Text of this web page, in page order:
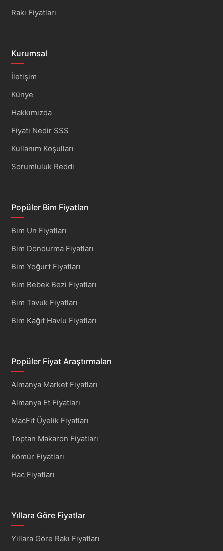
Rakı Fiyatları
Kurumsal
İletişim
Künye
Hakkımızda
Fiyatı Nedir SSS
Kullanım Koşulları
Sorumluluk Reddi
Popüler Bim Fiyatları
Bim Un Fiyatları
Bim Dondurma Fiyatları
Bim Yoğurt Fiyatları
Bim Bebek Bezi Fiyatları
Bim Tavuk Fiyatları
Bim Kağıt Havlu Fiyatları
Popüler Fiyat Araştırmaları
Almanya Market Fiyatları
Almanya Et Fiyatları
MacFit Üyelik Fiyatları
Toptan Makaron Fiyatları
Kömür Fiyatları
Hac Fiyatları
Yıllara Göre Fiyatlar
Yıllara Göre Rakı Fiyatları